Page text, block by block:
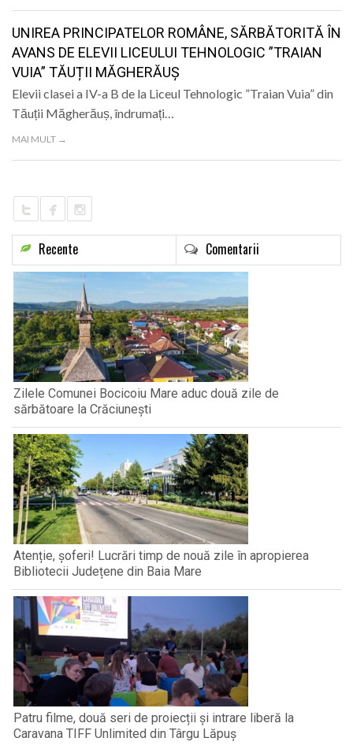
UNIREA PRINCIPATELOR ROMÂNE, SĂRBĂTORITĂ ÎN
AVANS DE ELEVII LICEULUI TEHNOLOGIC ”TRAIAN
VUIA” TĂUȚII MĂGHERĂUȘ
Elevii clasei a IV-a B de la Liceul Tehnologic ”Traian Vuia” din
Tăuții Măgherăuș, îndrumați…
MAI MULT →
Recente Comentarii
Zilele Comunei Bocicoiu Mare aduc două zile de
sărbătoare la Crăciunești
Atenție, șoferi! Lucrări timp de nouă zile în apropierea
Bibliotecii Județene din Baia Mare
Patru filme, două seri de proiecții și intrare liberă la
Caravana TIFF Unlimited din Târgu Lăpuș